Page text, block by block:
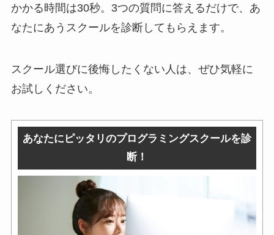
かかる時間は30秒。3つの質問に答えるだけで、あ
なたにあうスクールを診断してもらえます。
スクール選びに後悔したくない人は、ぜひ気軽に
お試しください。
あなたにピッタリのプログラミングスクールを診
断！